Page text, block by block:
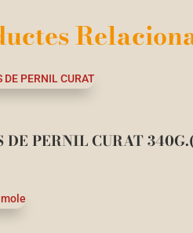
DE PERNIL CURAT